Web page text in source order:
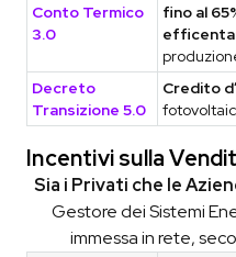
Conto Termico
3.0
fino al
Decreto
Transizione 5.0
Credito
Incentivi sulla
Sia i Privati che le
Gestore dei Sistemi
immessa in rete,